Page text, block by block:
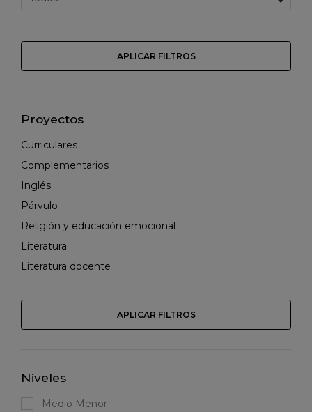
APLICAR FILTROS
Proyectos
Curriculares
Complementarios
Inglés
Párvulo
Religión y educación emocional
Literatura
Literatura docente
APLICAR FILTROS
Niveles
Medio Menor